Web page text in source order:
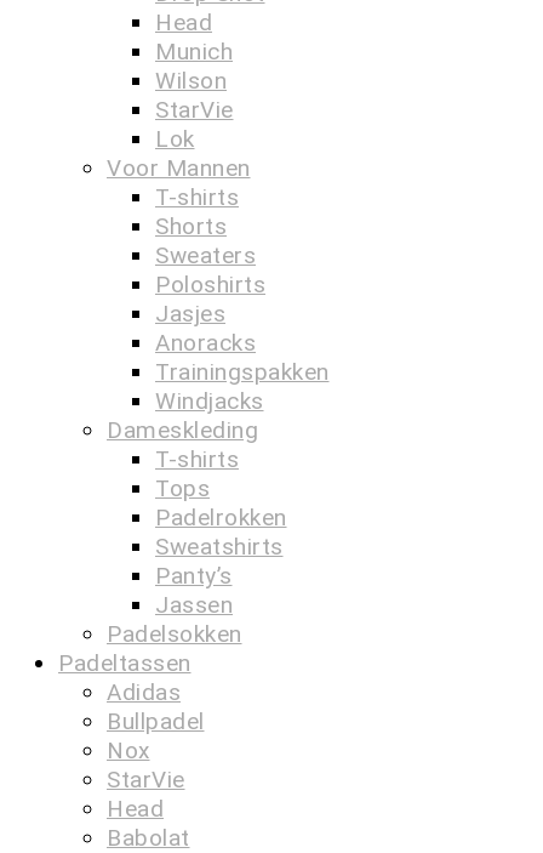
Head
Munich
Wilson
StarVie
Lok
Voor Mannen
T-shirts
Shorts
Sweaters
Poloshirts
Jasjes
Anoracks
Trainingspakken
Windjacks
Dameskleding
T-shirts
Tops
Padelrokken
Sweatshirts
Panty’s
Jassen
Padelsokken
Padeltassen
Adidas
Bullpadel
Nox
StarVie
Head
Babolat